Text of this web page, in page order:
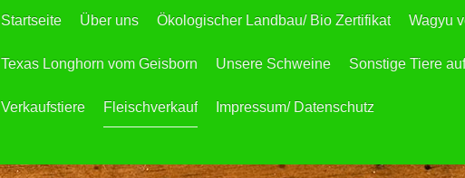
Startseite Über uns Ökologischer Landbau/ Bio Zertifikat Wagyu
Texas Longhorn vom Geisborn Unsere Schweine Sonstige Tiere
Verkaufstiere Fleischverkauf Impressum/ Datenschutz